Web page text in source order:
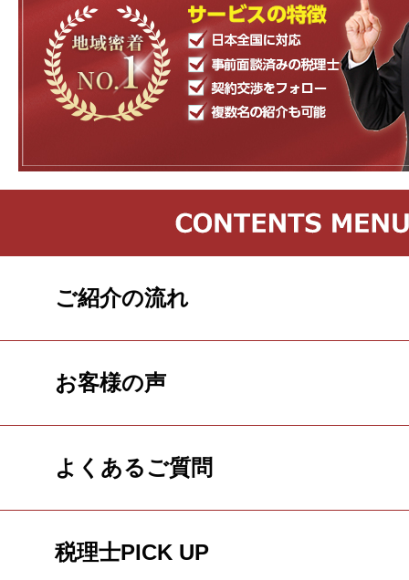
ご紹介の流れ
お客様の声
よくあるご質問
税理士PICK UP